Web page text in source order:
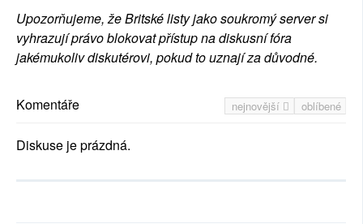
Upozorňujeme, že Britské listy jako soukromý server si
vyhrazují právo blokovat přístup na diskusní fóra
jakémukoliv diskutérovi, pokud to uznají za důvodné.
nejnovější oblíbené
Komentáře
Diskuse je prázdná.